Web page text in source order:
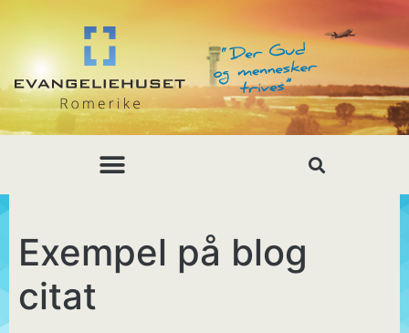
Exempel på blog
citat